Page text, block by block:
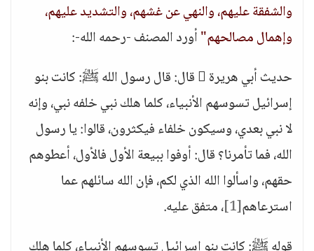
والشفقة عليهم، والنهي عن غشهم، والتشديد عليهم،
وإهمال مصالحهم"أورد المصنف -رحمه الله-:
حديث أبي هريرة  قال: قال رسول الله ﷺ: كانت بنو
إسرائيل تسوسهم الأنبياء، كلما هلك نبي خلفه نبي، وإنه
لا نبي بعدي، وسيكون خلفاء فيكثرون، قالوا: يا رسول
الله، فما تأمرنا؟ قال: أوفوا ببيعة الأول فالأول، أعطوهم
حقهم، واسألوا الله الذي لكم، فإن الله سائلهم عما
استرعاهم[1] ، متفق عليه.